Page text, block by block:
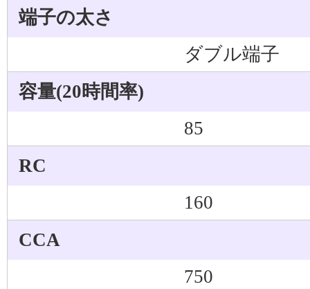
端子の太さ
ダブル端子
容量(20時間率)
85
RC
160
CCA
750